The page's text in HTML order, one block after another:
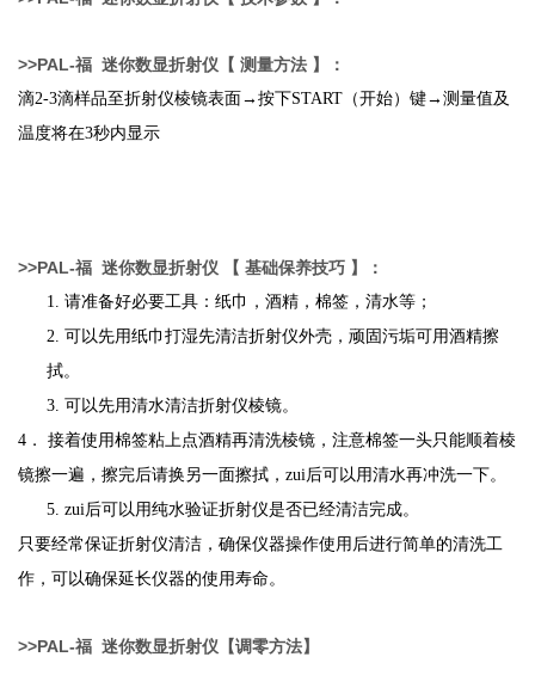
>>PAL-福 迷你数显折射仪 【 测量方法 】：
滴2-3滴样品至折射仪棱镜表面→按下START（开始）键→测量值及
温度将在3秒内显示
>>PAL-福 迷你数显折射仪 【 基础保养技巧 】：
1.
请准备好必要工具：纸巾，酒精，棉签，清水等；
2.
可以先用纸巾打湿先清洁折射仪外壳，顽固污垢可用酒精擦
拭。
3. 可以先用清水清洁折射仪棱镜。
4 ． 接着使用棉签粘上点酒精再清洗棱镜，注意棉签一头只能顺着棱
镜擦一遍，擦完后请换另一面擦拭，zui后可以用清水再冲洗一下。
5. zui后可以用纯水验证折射仪是否已经清洁完成。
只要经常保证折射仪清洁，确保仪器操作使用后进行简单的清洗工
作，可以确保延长仪器的使用寿命。
>>PAL-福 迷你数显折射仪 【调零方法】